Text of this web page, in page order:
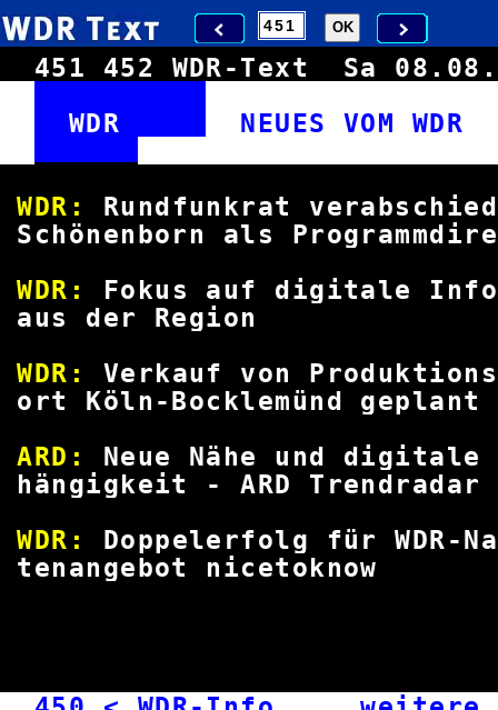
451 452 WDR-Text Sa
WDR
NEUES VOM WDR
WDR: Rundfunkrat
Schönenborn als
WDR: Fokus auf digitale
aus der
WDR: Verkauf von
ort Köln-Bocklemünd
ARD: Neue Nähe und
hängigkeit - ARD
WDR: Doppelerfolg für
tenangebot